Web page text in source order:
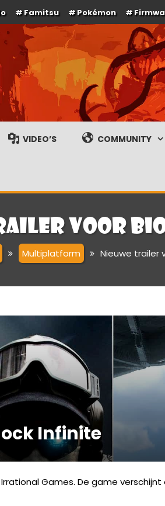
Famitsu Pokémon
streams
VIDEO’S COMMUNITY
voor
Multiplatform Nieuwe trailer
Infinite
Games. De game